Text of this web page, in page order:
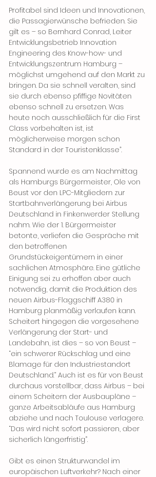
Profitabel sind Ideen und Innovationen,
die Passagierwünsche befrieden. Sie
gilt es – so Bernhard Conrad, Leiter
Entwicklungsbetrieb Innovation
Engineering des Know-how- und
Entwicklungszentrum Hamburg –
möglichst umgehend auf den Markt zu
bringen. Da sie schnell veralten, sind
sie durch ebenso pfiffige Novitäten
ebenso schnell zu ersetzen. Was
heute noch ausschließlich für die First
Class vorbehalten ist, ist
möglicherweise morgen schon
Standard in der Touristenklasse”.
Spannend wurde es am Nachmittag
als Hamburgs Bürgermeister, Ole von
Beust vor den LPC-Mitgliedern zur
Startbahnverlängerung bei Airbus
Deutschland in Finkenwerder Stellung
nahm. Wie der 1. Bürgermeister
betonte, verliefen die Gespräche mit
den betroffenen
Grundstückeigentümern in einer
sachlichen Atmosphäre. Eine gütliche
Einigung sei zu erhoffen aber auch
notwendig, damit die Produktion des
neuen Airbus-Flaggschiff A380 in
Hamburg planmäßig verlaufen kann.
Scheitert hingegen die vorgesehene
Verlängerung der Start- und
Landebahn, ist dies – so von Beust –
“ein schwerer Rückschlag und eine
Blamage für den Industriestandort
Deutschland.” Auch ist es für von Beust
durchaus vorstellbar, dass Airbus – bei
einem Scheitern der Ausbaupläne –
ganze Arbeitsabläufe aus Hamburg
abziehe und nach Toulouse verlagere.
“Das wird nicht sofort passieren, aber
sicherlich längerfristig”.
Gibt es einen Strukturwandel im
europäischen Luftverkehr? Nach einer